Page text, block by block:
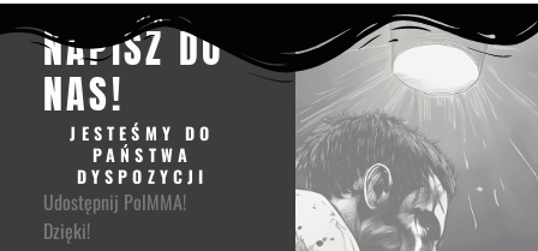
MASZ PYTANIA
NAPISZ DO
NAS!
JESTEŚMY DO
PAŃSTWA
DYSPOZYCJI
Udostępnij PolMMA!
Dzięki!